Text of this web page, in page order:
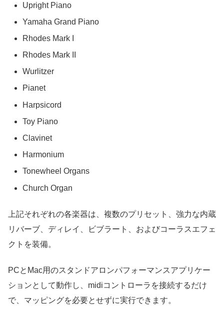
Upright Piano
Yamaha Grand Piano
Rhodes Mark I
Rhodes Mark II
Wurlitzer
Pianet
Harpsicord
Toy Piano
Clavinet
Harmonium
Tonewheel Organs
Church Organ
上記それぞれの各楽器は、複数のプリセット、強力な内蔵
リバーブ、ディレイ、ビブラート、およびコーラスエフェ
クトを装備。
PCとMac用のスタンドアロンパフォーマンスアプリケー
ションとして動作し、midiコントローラを接続するだけ
で、マッピングを必要とせずに実行できます。